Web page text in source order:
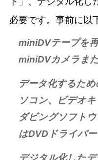
必要です。事前に以
miniDVテープを
miniDVカメラま
データ化するた
ソコン、ビデオ
ダビングソフト
はDVDドライバー
デジタル化した